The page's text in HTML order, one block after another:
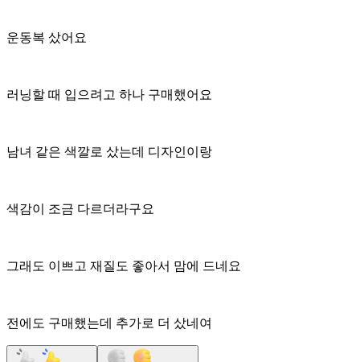
운동복 샀어요
러닝할 때 입으려고 하나 구매했어요
남녀 같은 색깔로 샀는데 디자인이랑
색감이 조금 다르더라구요
그래도 이쁘고 재질도 좋아서 맘에 드네요
전에도 구매했는데 추가로 더 샀네여